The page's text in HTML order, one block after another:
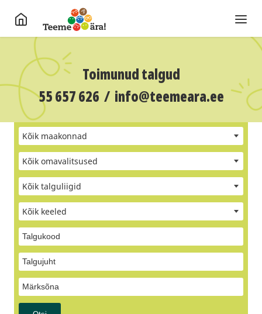
Toimunud talgud
55 657 626 / info@teemeara.ee
Kõik maakonnad
Kõik omavalitsused
Kõik talguliigid
Kõik keeled